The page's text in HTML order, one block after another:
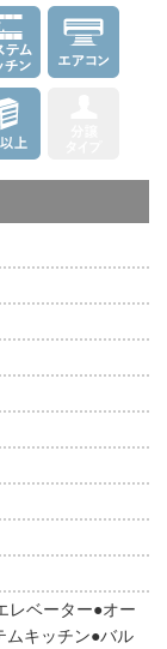
レベーター オー
ムキッチン バル